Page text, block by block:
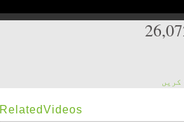
کریں
RelatedVideos